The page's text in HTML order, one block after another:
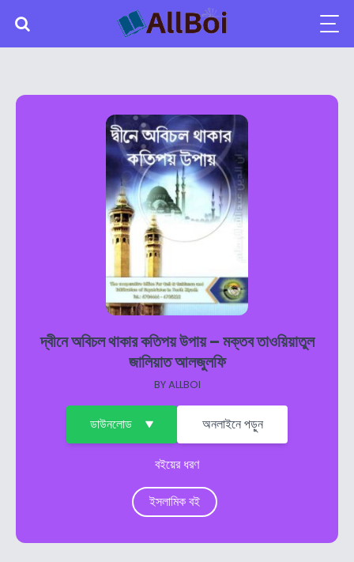
দ্বীনে অবিচল থাকার কতিপয় উপায় – মক্তব তাওয়িয়াতুল
জালিয়াত আলজুলফি
BYALLBOI
ডাউনলোড অনলাইনে পড়ুন
বইয়ের ধরণ
ইসলামিক বই